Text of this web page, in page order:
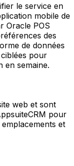
le service en
mobile de
Oracle POS
des
de données
pour
en semaine.
web et sont
pour
et